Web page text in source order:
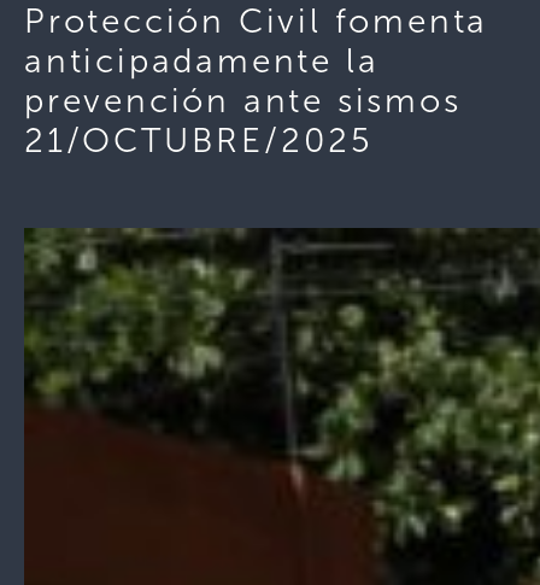
Protección Civil fomenta
anticipadamente la
prevención ante sismos
21/OCTUBRE/2025